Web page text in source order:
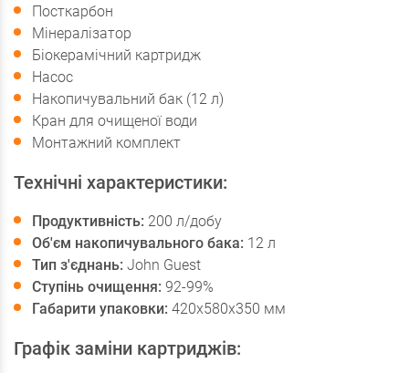
Посткарбон
Мінералізатор
Біокерамічний картридж
Насос
Накопичувальний бак (12 л)
Кран для очищеної води
Монтажний комплект
Технічні характеристики:
Продуктивність: 200 л/добу
Об'єм накопичувального бака: 12 л
Тип з'єднань: John Guest
Ступінь очищення: 92-99%
Габарити упаковки: 420х580х350 мм
Графік заміни картриджів: